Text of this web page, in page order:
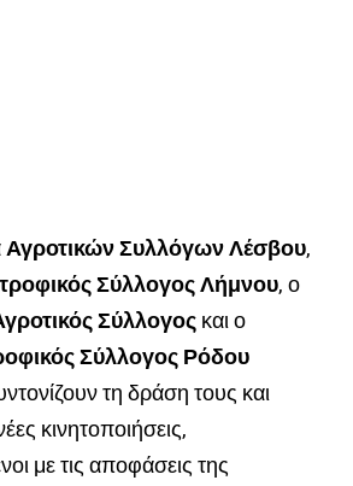
Συλλόγων Λέσβου,
Σύλλογος Λήμνου, ο
Σύλλογος και ο
Σύλλογος Ρόδου
τη δράση τους και
κινητοποιήσεις,
με τις αποφάσεις της